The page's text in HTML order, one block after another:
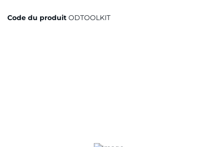
Code du produit ODTOOLKIT